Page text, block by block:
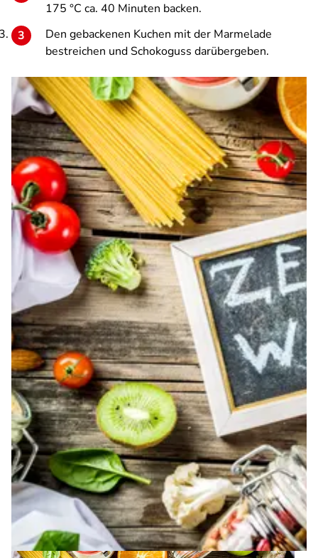
175 °C ca. 40 Minuten backen.
Den gebackenen Kuchen mit der Marmelade
bestreichen und Schokoguss darübergeben.